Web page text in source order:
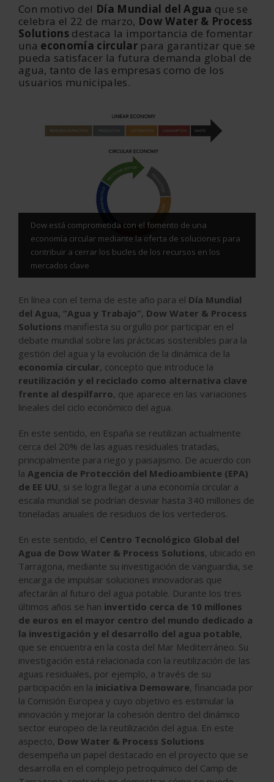
Con motivo del Día Mundial del Agua que se
celebra el 22 de marzo, Dow Water & Process
Solutions destaca la importancia de fomentar
una economía circular para garantizar que se
pueda satisfacer la futura demanda global de
agua, tanto de las empresas como de los
usuarios municipales.
Dow está comprometida con el fomento de una
economía circular mediante la oferta de soluciones para
contribuir a cerrar los bucles de los recursos en los
mercados clave
En línea con el tema de este año para el Día Mundial
del Agua, “Agua y Trabajo”, Dow Water & Process
Solutions manifiesta su orgullo por participar en el
debate mundial sobre las prácticas sostenibles para la
gestión del agua y la evolución de la dinámica de la
economía circular, concepto que introduce la
reutilización y el reciclado como alternativa clave
frente al despilfarro, que aparece en las variaciones
lineales del ciclo económico del agua.
En este sentido, en España se reutilizan actualmente
cerca del 20% de las aguas residuales tratadas,
principalmente para riego y paisajismo. De acuerdo con
la Agencia de Protección del Medioambiente (EPA)
de EE UU, si se logra llegar a una economía circular a
escala mundial se podrían desviar hasta 340 millones de
toneladas anuales de residuos de los vertederos.
En este sentido, el Centro Tecnológico Global del
Agua de Dow Water & Process Solutions, ubicado en
Tarragona, mediante su investigación de vanguardia, se
encarga de impulsar soluciones innovadoras que
afectarán al futuro del agua potable. Durante los tres
últimos años se han invertido cerca de 10 millones
de euros en el mayor centro del mundo dedicado a
la investigación y el desarrollo del agua potable,
que se encuentra en la costa del Mar Mediterráneo. Su
investigación está relacionada con la reutilización de las
aguas residuales, por ejemplo, a través de su
participación en la iniciativa Demoware, financiada por
la Comisión Europea y cuyo objetivo es estimular la
innovación y mejorar la cohesión dentro del dinámico
sector europeo de la reutilización del agua. En este
aspecto, Dow Water & Process Solutions
desempeña un papel destacado en el proyecto que se
desarrolla en el complejo petroquímico del Camp de